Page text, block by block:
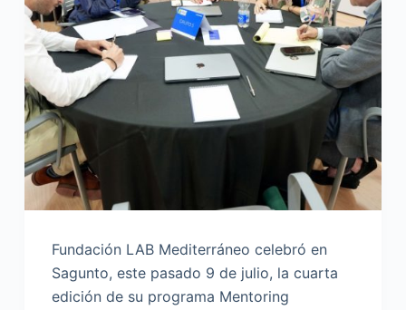
Fundación LAB Mediterráneo celebró en
Sagunto, este pasado 9 de julio, la cuarta
edición de su programa Mentoring